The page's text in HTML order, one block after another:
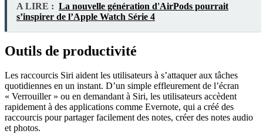
A LIRE : La nouvelle génération d'AirPods pourrait
s’inspirer de l’Apple Watch Série 4
Outils de productivité
Les raccourcis Siri aident les utilisateurs à s’attaquer aux tâches
quotidiennes en un instant. D’un simple effleurement de l’écran
« Verrouiller » ou en demandant à Siri, les utilisateurs accèdent
rapidement à des applications comme Evernote, qui a créé des
raccourcis pour partager facilement des notes, créer des notes audio
et photos.